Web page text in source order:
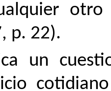
p. 22).
un